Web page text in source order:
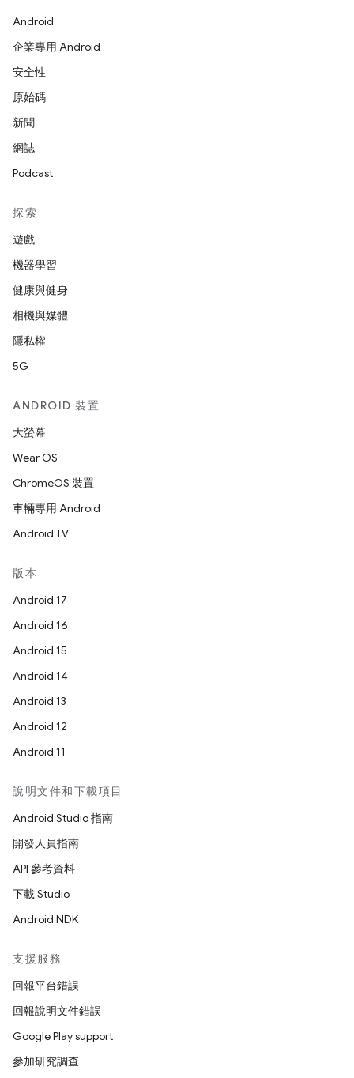
Android
企業專用 Android
安全性
原始碼
新聞
網誌
Podcast
探索
遊戲
機器學習
健康與健身
相機與媒體
隱私權
5G
ANDROID 裝置
大螢幕
Wear OS
ChromeOS 裝置
車輛專用 Android
Android TV
版本
Android 17
Android 16
Android 15
Android 14
Android 13
Android 12
Android 11
說明文件和下載項目
Android Studio 指南
開發人員指南
API 參考資料
下載 Studio
Android NDK
支援服務
回報平台錯誤
回報說明文件錯誤
Google Play support
參加研究調查